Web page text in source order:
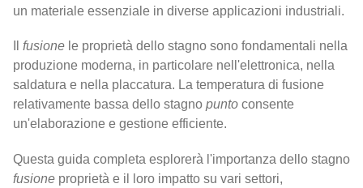
un materiale essenziale in diverse applicazioni industriali.
fusione le proprietà dello stagno sono fondamentali nella
produzione moderna, in particolare nell'elettronica, nella
saldatura e nella placcatura. La temperatura di fusione
relativamente bassa dello stagno punto consente
un'elaborazione e gestione efficiente.
Questa guida completa esplorerà l'importanza dello stagno
fusione proprietà e il loro impatto su vari settori,